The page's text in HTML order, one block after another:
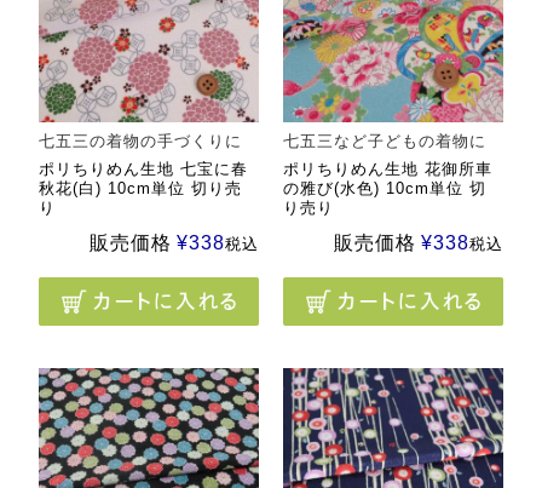
七五三の着物の手づくりに
ポリちりめん生地 七宝に春
秋花(白) 10cm単位 切り売
り
販売価格 ¥338税込
七五三など子どもの着物に
ポリちりめん生地 花御所車
の雅び(水色) 10cm単位 切
り売り
販売価格 ¥338税込